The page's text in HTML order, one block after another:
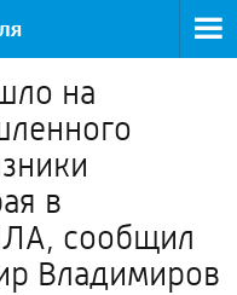
на
в
сообщил
Владимиров